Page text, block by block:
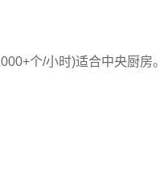
个/小时)适合中央厨房。